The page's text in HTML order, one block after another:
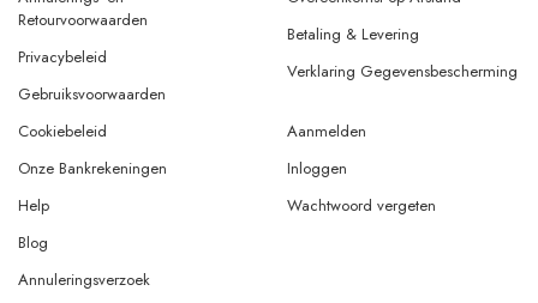
Retourvoorwaarden
Privacybeleid
Gebruiksvoorwaarden
Betaling & Levering
Verklaring Gegevensbescherming
Cookiebeleid
Onze Bankrekeningen
Help
Aanmelden
Inloggen
Wachtwoord vergeten
Blog
Annuleringsverzoek